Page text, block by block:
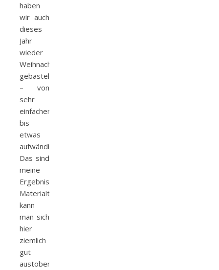
haben
wir auch
dieses
Jahr
wieder
Weihnachtskarten
gebastelt
– von
sehr
einfachen
bis
etwas
aufwändigeren.
Das sind
meine
Ergebnisse:
Materialtechnisch
kann
man sich
hier
ziemlich
gut
austoben.